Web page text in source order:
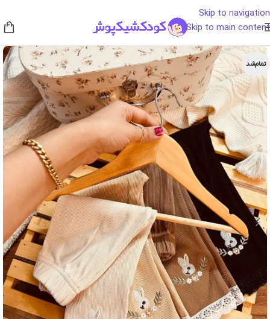
Skip to navigation
Skip to main content
تمام‌شد